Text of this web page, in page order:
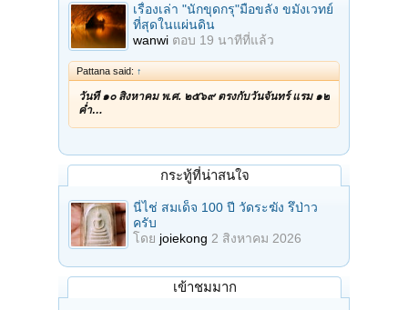
เรื่องเล่า "นักขุดกรุ"มือขลัง ขมังเวทย์
ที่สุดในแผ่นดิน
wanwi ตอบ 19 นาทีที่แล้ว
Pattana said: ↑
วันที่ ๑๐ สิงหาคม พ.ศ. ๒๕๖๙ ตรงกับวันจันทร์ แรม ๑๒
ค่ำ…
กระทู้ที่น่าสนใจ
นี่ไช่ สมเด็จ 100 ปี วัดระฆัง รึป่าว
ครับ
โดย joiekong 2 สิงหาคม 2026
เข้าชมมาก